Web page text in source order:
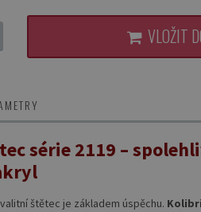
VLOŽIT
série 2119 –
štětec je základem úspěchu.